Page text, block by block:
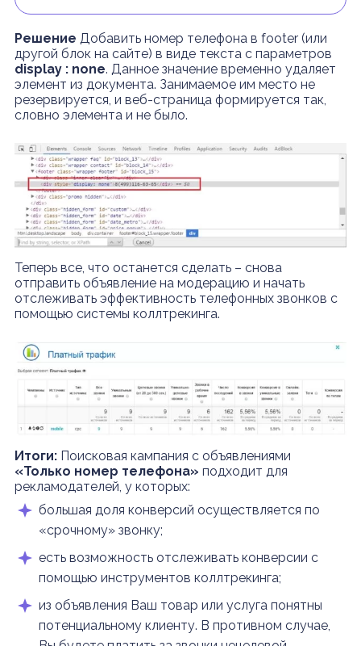
Решение Добавить номер телефона в footer (или
другой блок на сайте) в виде текста с параметров
display : none. Данное значение временно удаляет
элемент из документа. Занимаемое им место не
резервируется, и веб-страница формируется так,
словно элемента и не было.
Теперь все, что останется сделать – снова
отправить объявление на модерацию и начать
отслеживать эффективность телефонных звонков с
помощью системы коллтрекинга.
Итоги:Поисковая кампания с объявлениями
«Только номер телефона» подходит для
рекламодателей, у которых:
большая доля конверсий осуществляется по
«срочному» звонку;
есть возможность отслеживать конверсии с
помощью инструментов коллтрекинга;
из объявления Ваш товар или услуга понятны
потенциальному клиенту. В противном случае,